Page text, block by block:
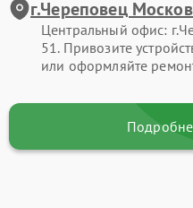
г.Череповец
Центральный офис:
51. Привозите
или оформляйте